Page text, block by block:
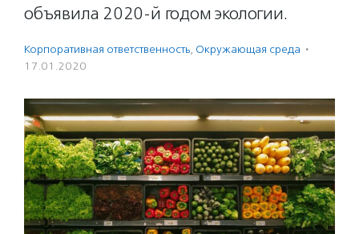
объявила 2020-й годом экологии.
Корпоративная ответственность, Окружающая среда ·
17.01.2020